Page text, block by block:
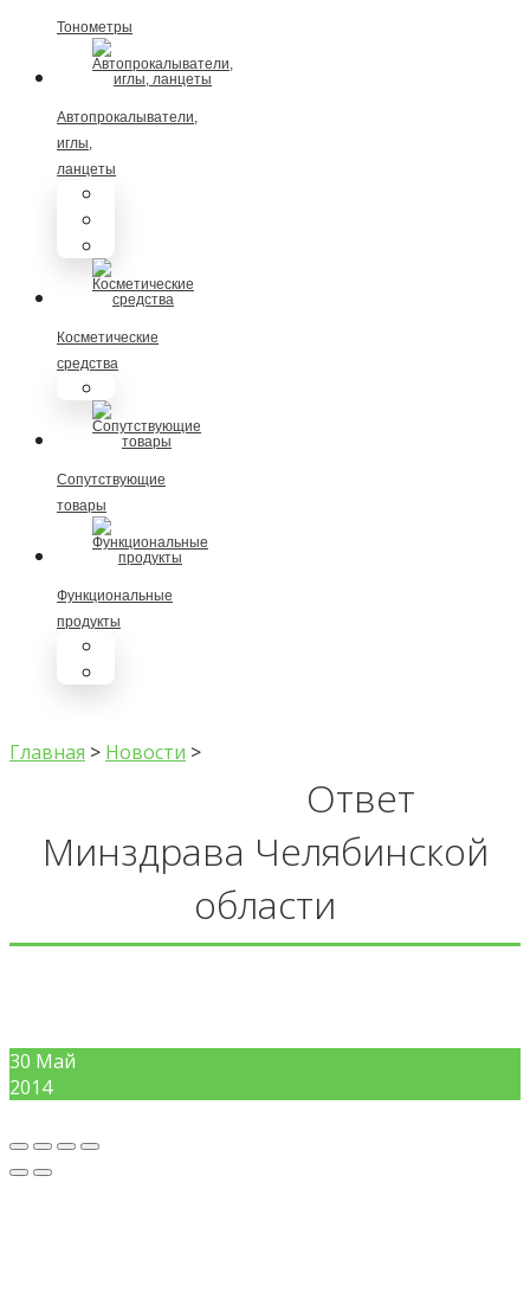
Тонометры
Автопрокалыватели,
иглы,
ланцеты
Косметические
средства
Сопутствующие
товары
Функциональные
продукты
Главная > Новости >
Ответ
Минздрава Челябинской
области
30 Май
2014